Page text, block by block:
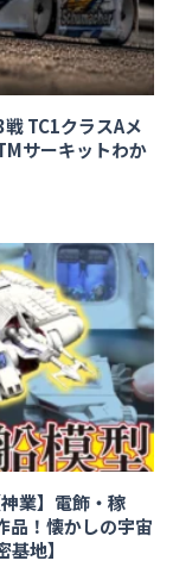
TC1クラスAメ
サーキットわか
業】電飾・稼
品！懐かしの宇宙
地】